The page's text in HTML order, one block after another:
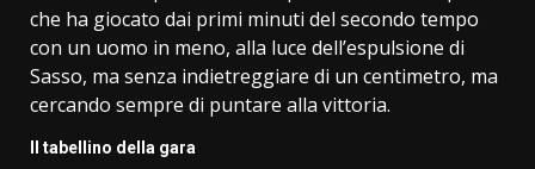
che ha giocato dai primi minuti del secondo tempo
con un uomo in meno, alla luce dell’espulsione di
Sasso, ma senza indietreggiare di un centimetro, ma
cercando sempre di puntare alla vittoria.
Il tabellino della gara